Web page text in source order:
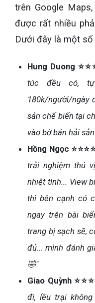
trên Google Maps,
được rất nhiều
Dưới đây là một số
Hung Duong
túc đều có, tự
180k/người/ngày
sản chế biến tại
vào bờ bán hải
Hồng Ngọc
trải nghiệm thú
nhiệt tình... View
thì bên cạnh có
ngay trên bãi
trang bị sạch sẽ,
đủ... mình đánh
🤣"
Giao Quỳnh
đi, lều trại